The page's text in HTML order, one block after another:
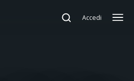
Accedi